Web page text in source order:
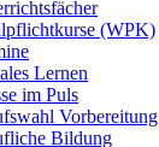
(WPK)
Lernen
im Puls
Vorbereitung
Bildung